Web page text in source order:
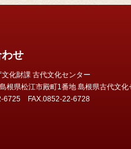
せ
化財課 古代文化センター
根県松江市殿町1番地 島根県古代文化
6725 FAX.0852-22-6728